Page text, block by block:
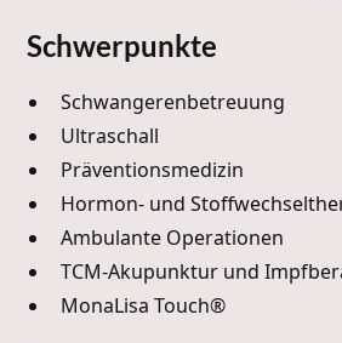
Schwerpunkte
Schwangerenbetreuung
Ultraschall
Präventionsmedizin
Hormon- und
Ambulante Operationen
TCM-Akupunktur und
MonaLisa Touch®